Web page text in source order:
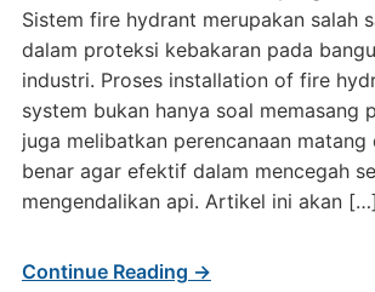
Sistem fire hydrant merupakan salah
dalam proteksi kebakaran pada
industri. Proses installation of fire
system bukan hanya soal memasang
juga melibatkan perencanaan matang
benar agar efektif dalam mencegah
mengendalikan api. Artikel ini akan […]
Continue Reading →